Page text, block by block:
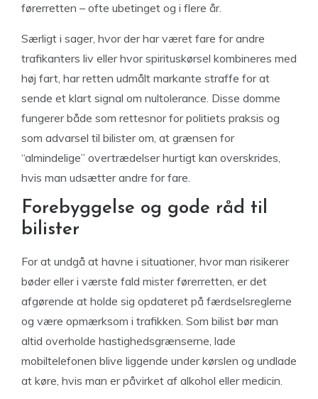
førerretten – ofte ubetinget og i flere år.
Særligt i sager, hvor der har været fare for andre
trafikanters liv eller hvor spirituskørsel kombineres med
høj fart, har retten udmålt markante straffe for at
sende et klart signal om nultolerance. Disse domme
fungerer både som rettesnor for politiets praksis og
som advarsel til bilister om, at grænsen for
“almindelige” overtrædelser hurtigt kan overskrides,
hvis man udsætter andre for fare.
Forebyggelse og gode råd til
bilister
For at undgå at havne i situationer, hvor man risikerer
bøder eller i værste fald mister førerretten, er det
afgørende at holde sig opdateret på færdselsreglerne
og være opmærksom i trafikken. Som bilist bør man
altid overholde hastighedsgrænserne, lade
mobiltelefonen blive liggende under kørslen og undlade
at køre, hvis man er påvirket af alkohol eller medicin.